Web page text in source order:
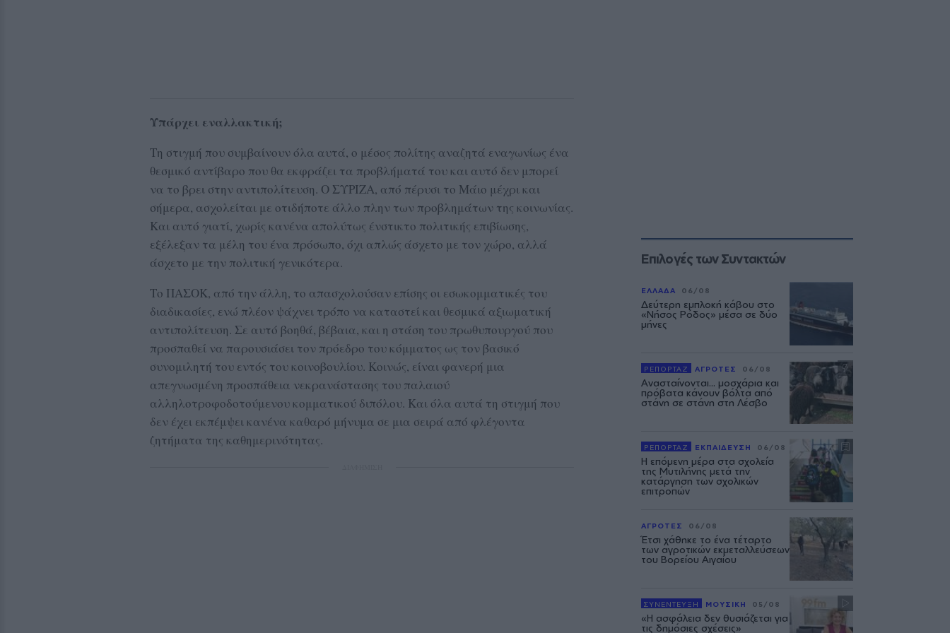
Υπάρχει εναλλακτική;
Τη στιγμή που συμβαίνουν όλα αυτά, ο μέσος πολίτης αναζητά εναγωνίως ένα
θεσμικό αντίβαρο που θα εκφράζει τα προβλήματά του και αυτό δεν μπορεί
να το βρει στην αντιπολίτευση. Ο ΣΥΡΙΖΑ, από πέρυσι το Μάιο μέχρι και
σήμερα, ασχολείται με οτιδήποτε άλλο πλην των προβλημάτων της κοινωνίας.
Και αυτό γιατί, χωρίς κανένα απολύτως ένστικτο πολιτικής επιβίωσης,
εξέλεξαν τα μέλη του ένα πρόσωπο, όχι απλώς άσχετο με τον χώρο, αλλά
άσχετο με την πολιτική γενικότερα.
Το ΠΑΣΟΚ, από την άλλη, το απασχολούσαν επίσης οι εσωκομματικές του
διαδικασίες, ενώ πλέον ψάχνει τρόπο να καταστεί και θεσμικά αξιωματική
αντιπολίτευση. Σε αυτό βοηθά, βέβαια, και η στάση του πρωθυπουργού που
προσπαθεί να παρουσιάσει τον πρόεδρο του κόμματος ως τον βασικό
συνομιλητή του εντός του κοινοβουλίου. Κοινώς, είναι φανερή μια
απεγνωσμένη προσπάθεια νεκρανάστασης του παλαιού
αλληλοτροφοδοτούμενου κομματικού διπόλου. Και όλα αυτά τη στιγμή που
δεν έχει εκπέμψει κανένα καθαρό μήνυμα σε μια σειρά από φλέγοντα
ζητήματα της καθημερινότητας.
Επιλογές των Συντακτών
ΕΛΛΑΔΑ 06/08
Δεύτερη εμπλοκή κάβου στο
«Νήσος Ρόδος» μέσα σε δύο
μήνες
ΡΕΠΟΡΤΑΖ ΑΓΡΟΤΕΣ 06/08
Ανασταίνονται... μοσχάρια και
πρόβατα κάνουν βόλτα από
στάνη σε στάνη στη Λέσβο
ΡΕΠΟΡΤΑΖ ΕΚΠΑΙΔΕΥΣΗ 06/08
Η επόμενη μέρα στα σχολεία
της Μυτιλήνης μετά την
κατάργηση των σχολικών
επιτροπών
ΑΓΡΟΤΕΣ 06/08
Έτσι χάθηκε το ένα τέταρτο
των αγροτικών εκμεταλλεύσεων
του Βορείου Αιγαίου
ΣΥΝΕΝΤΕΥΞΗ ΜΟΥΣΙΚΗ 05/08
«Η ασφάλεια δεν θυσιάζεται για
τις δημόσιες σχέσεις»